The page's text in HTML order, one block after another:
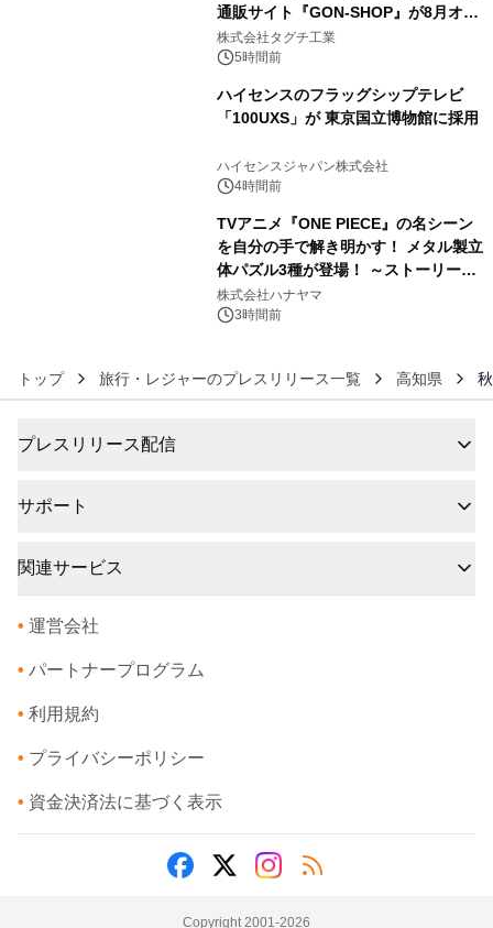
通販サイト『GON-SHOP』が8月オー
プン
株式会社タグチ工業
5時間前
ハイセンスのフラッグシップテレビ
「100UXS」が 東京国立博物館に採用
ハイセンスジャパン株式会社
4時間前
TVアニメ『ONE PIECE』の名シーン
を自分の手で解き明かす！ メタル製立
体パズル3種が登場！ ～ストーリーと
ギミックが融合した 大人の体験型パズ
ルが8月7日(金)12時より先行予約受付
株式会社ハナヤマ
3時間前
トップ 旅行・レジャーのプレスリリース一覧 高知県
プレスリリース配信
サポート
関連サービス
• 運営会社
• パートナープログラム
• 利用規約
• プライバシーポリシー
• 資金決済法に基づく表示
Copyright 2001-2026